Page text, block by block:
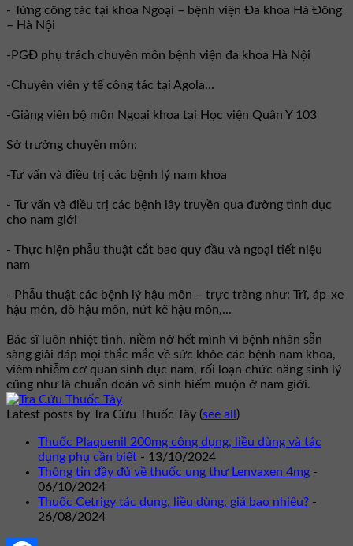
- Từng công tác tại khoa Ngoại – bệnh viện Đa khoa Hà Đông
– Hà Nội
-PGĐ phụ trách chuyên môn bệnh viện đa khoa Hà Nội
-Chuyên viên y tế công tác tại Agola...
-Giảng viên bộ môn Ngoại khoa tại Học viện Quân Y 103
Sở trưởng chuyên môn:
-Tư vấn và điều trị các bệnh lý nam khoa
- Tư vấn và điều trị các bệnh lây truyền qua đường tình dục
cho nam giới
- Thực hiện phẫu thuật cắt bao quy đầu và ngoại tiết niệu
nam
- Phẫu thuật các bệnh lý hậu môn – trực tràng như: Trĩ, áp-xe
hậu môn, dò hậu môn, nứt kẽ hậu môn,...
Bác sĩ luôn nhiệt tình, niềm nở hết mình vì bệnh nhân sẵn
sàng giải đáp mọi thắc mắc về sức khỏe các bệnh nam khoa,
viêm nhiễm cơ quan sinh dục nam, rối loạn chức năng sinh lý
cũng như là chuẩn đoán vô sinh hiếm muộn ở nam giới.
Latest posts by Tra Cứu Thuốc Tây (see all )
Thuốc Plaquenil 200mg công dụng, liều dùng và tác
dụng phụ cần biết - 13/10/2024
Thông tin đầy đủ về thuốc ung thư Lenvaxen 4mg -
06/10/2024
Thuốc Cetrigy tác dụng, liều dùng, giá bao nhiêu? -
26/08/2024